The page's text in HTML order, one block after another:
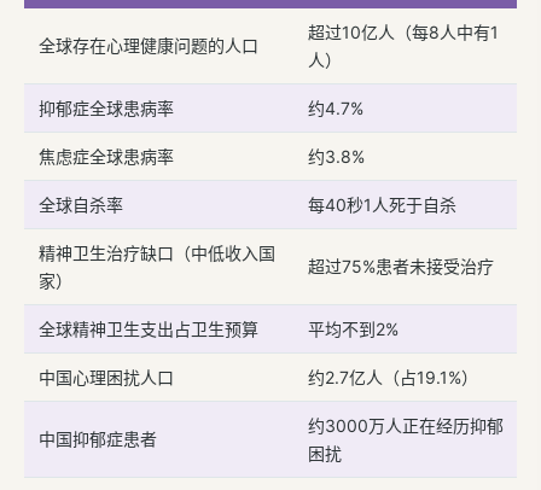
全球存在心理健康问题的人口
超过10亿人（每8人中有1
人）
抑郁症全球患病率 约4.7%
焦虑症全球患病率 约3.8%
全球自杀率 每40秒1人死于自杀
精神卫生治疗缺口（中低收入国
家）
超过75%患者未接受治疗
全球精神卫生支出占卫生预算 平均不到2%
中国心理困扰人口 约2.7亿人（占19.1%）
中国抑郁症患者
约3000万人正在经历抑郁
困扰